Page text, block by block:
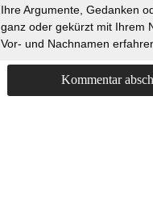
Ihre Argumente, Gedanken
ganz oder gekürzt mit Ihrem
Vor- und Nachnamen